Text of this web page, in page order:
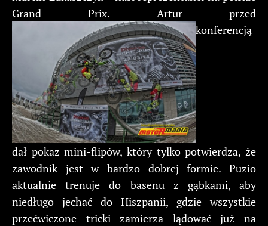
Grand Prix. Artur przed
konferencją
dał pokaz mini-flipów, który tylko potwierdza, że
zawodnik jest w bardzo dobrej formie. Puzio
aktualnie trenuje do basenu z gąbkami, aby
niedługo jechać do Hiszpanii, gdzie wszystkie
przećwiczone tricki zamierza lądować już na